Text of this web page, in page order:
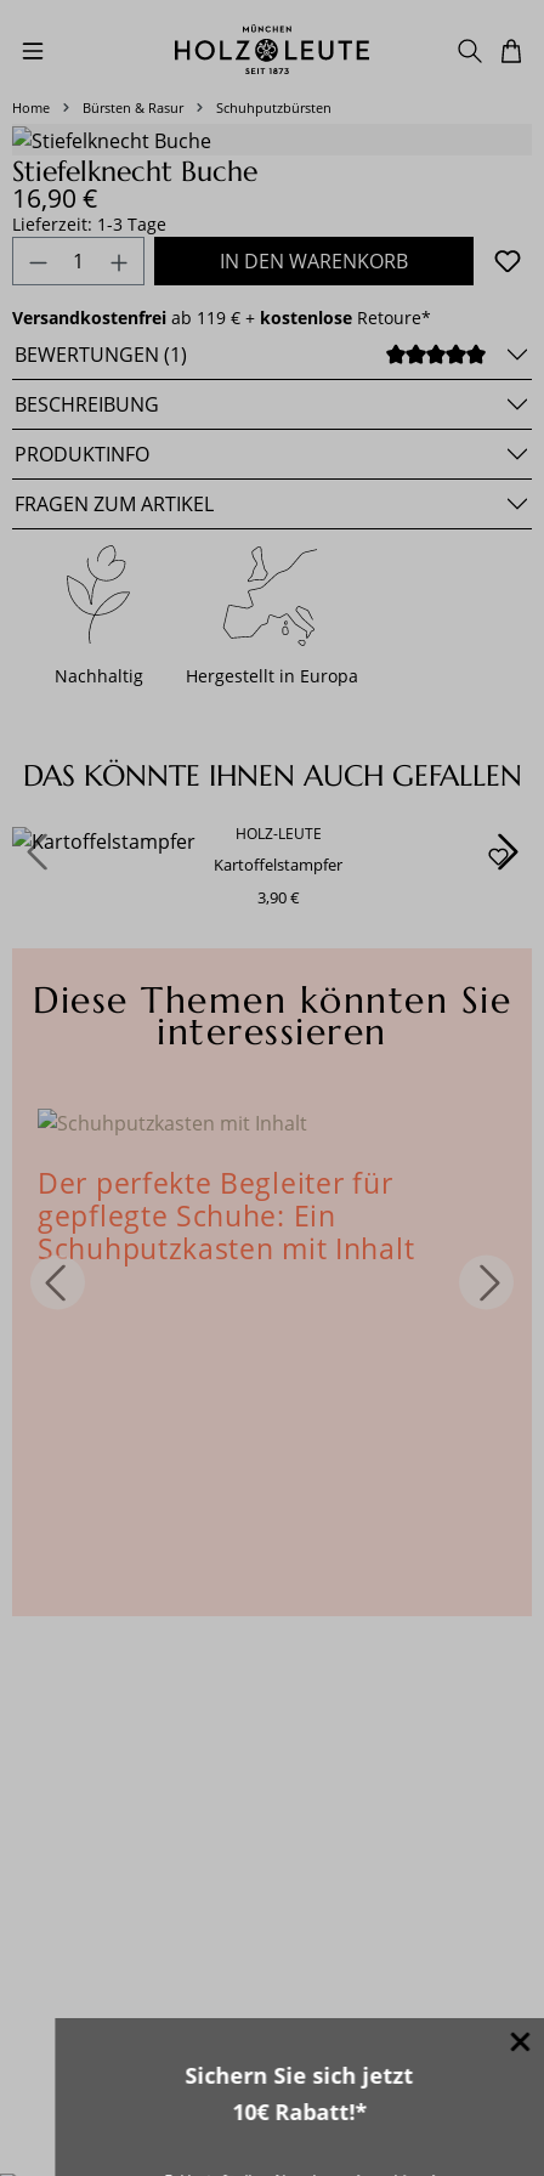
Sichern Sie sich jetzt
10€ Rabatt!*
Zum Hauptinhalt springen
Home Bürsten & Rasur Schuhputzbürsten
Stiefelknecht Buche
Regulärer Preis:
16,90 €
Lieferzeit: 1-3 Tage
Produkt Anzahl: Gib den gewünschten
IN DEN WARENKORB
Versandkostenfrei ab 119 € + kostenlose Retoure*
BEWERTUNGEN (1)
BESCHREIBUNG
PRODUKTINFO
FRAGEN ZUM ARTIKEL
Nachhaltig Hergestellt in Europa
Bildergalerie überspringen
Produktgalerie überspringen
DAS KÖNNTE IHNEN AUCH GEFALLEN
HOLZ-LEUTE
Kartoffelstampfer
3,90 €
Diese Themen könnten Sie
interessieren
Der perfekte Begleiter für
gepflegte Schuhe: Ein
Schuhputzkasten mit Inhalt